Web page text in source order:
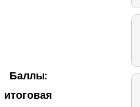
Баллы:
итоговая